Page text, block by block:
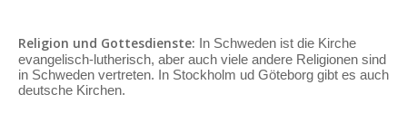
Religion und Gottesdienste: In Schweden ist die Kirche
evangelisch-lutherisch, aber auch viele andere Religionen sind
in Schweden vertreten. In Stockholm ud Göteborg gibt es auch
deutsche Kirchen.